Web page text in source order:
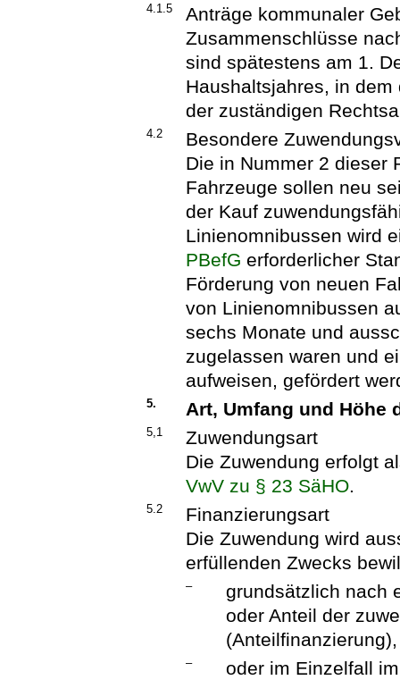
4.1.5
Anträge kommunaler
Zusammenschlüsse
sind spätestens am 1.
Haushaltsjahres, in
der zuständigen
4.2
Besondere
Die in Nummer 2 dieser
Fahrzeuge sollen neu
der Kauf
Linienomnibussen wird
PBefG erforderlicher
Förderung von neuen
von Linienomnibussen
sechs Monate und
zugelassen waren und
aufweisen, gefördert
5. Art, Umfang und Höhe
5,1
Zuwendungsart
Die Zuwendung erfolgt
VwV zu § 23 SäHO.
5.2
Finanzierungsart
Die Zuwendung wird
erfüllenden Zwecks
–
grundsätzlich nach
oder Anteil der
(Anteilfinanzierung),
–
oder im Einzelfall